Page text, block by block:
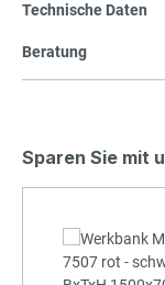
Technische Daten
Beratung
Sparen Sie mit